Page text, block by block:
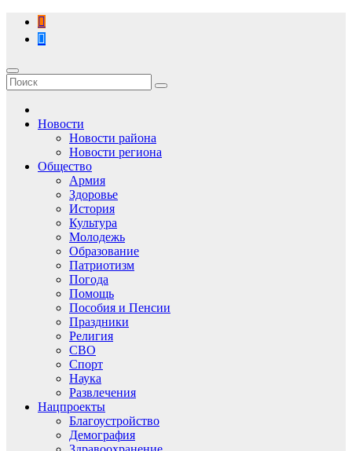
Перейти
содержимому
Новости
Новости района
Новости региона
Общество
Армия
Здоровье
История
Культура
Молодежь
Образование
Патриотизм
Погода
Помощь
Пособия и Пенсии
Праздники
Религия
СВО
Спорт
Наука
Развлечения
Нацпроекты
Благоустройство
Демография